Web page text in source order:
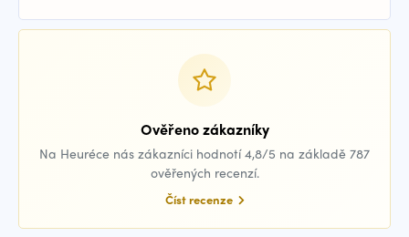
Ověřeno zákazníky
Na Heuréce nás zákazníci hodnotí 4,8/5 na základě 787
ověřených recenzí.
Číst recenze